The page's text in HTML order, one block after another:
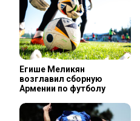
Егише Меликян
возглавил сборную
Армении по футболу